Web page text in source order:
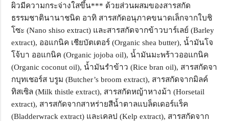
ผิวมีความกระจ่างใสขึ้น*** ด้วยส่วนผสมของสารสกัด
ธรรมชาตินานาชนิด อาทิ สารสกัดอนุภาคขนาดเล็กจากใบชิ
โซะ (Nano shiso extract) และสารสกัดจากข้าวบาร์เลย์ (Barley
extract), ออแกนิค เชียบัตเตอร์ (Organic shea butter), น้ำมันโจ
โจ้บา ออแกนิค (Organic jojoba oil), น้ำมันมะพร้าวออแกนิค
(Organic coconut oil), น้ำมันรำข้าว (Rice bran oil), สารสกัดจา
กบุทเชอร์ส บรูม (Butcher’s broom extract), สารสกัดจากมิลค์
ทิสเซิล (Milk thistle extract), สารสกัดหญ้าหางม้า (Horsetail
extract), สารสกัดจากสาหร่ายสีน้ำตาลแบล็ดเดอร์แร็ค
(Bladderwrack extract) และเคลป (Kelp extract), สารสกัดจาก